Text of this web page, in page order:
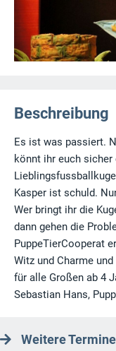
Beschreibung
Es ist was passiert.
könnt ihr euch sicher
Kasper ist schuld.
Wer bringt ihr die
dann gehen die
PuppeTierCooperat
Witz und Charme
für alle Großen ab 4
Sebastian Hans,
Weitere